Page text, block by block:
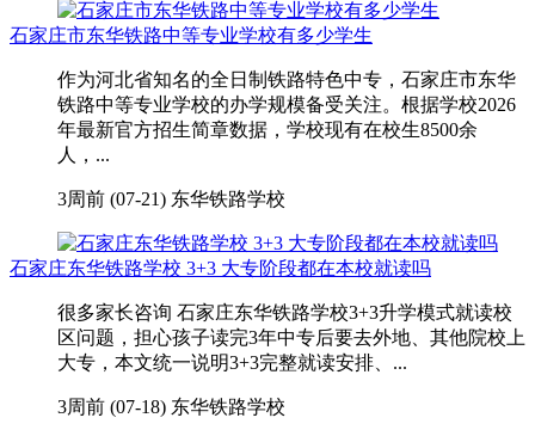
石家庄市东华铁路中等专业学校有多少学生
作为河北省知名的全日制铁路特色中专，石家庄市东华
铁路中等专业学校的办学规模备受关注。根据学校2026
年最新官方招生简章数据，学校现有在校生8500余
人，...
3周前 (07-21) 东华铁路学校
石家庄东华铁路学校 3+3 大专阶段都在本校就读吗
很多家长咨询 石家庄东华铁路学校3+3升学模式就读校
区问题，担心孩子读完3年中专后要去外地、其他院校上
大专，本文统一说明3+3完整就读安排、...
3周前 (07-18) 东华铁路学校